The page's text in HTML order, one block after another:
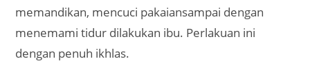
memandikan, mencuci pakaiansampai dengan
menemami tidur dilakukan ibu. Perlakuan ini
dengan penuh ikhlas.